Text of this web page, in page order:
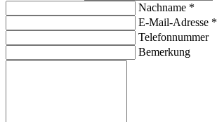
Nachname *
E-Mail-Adresse *
Telefonnummer
Bemerkung